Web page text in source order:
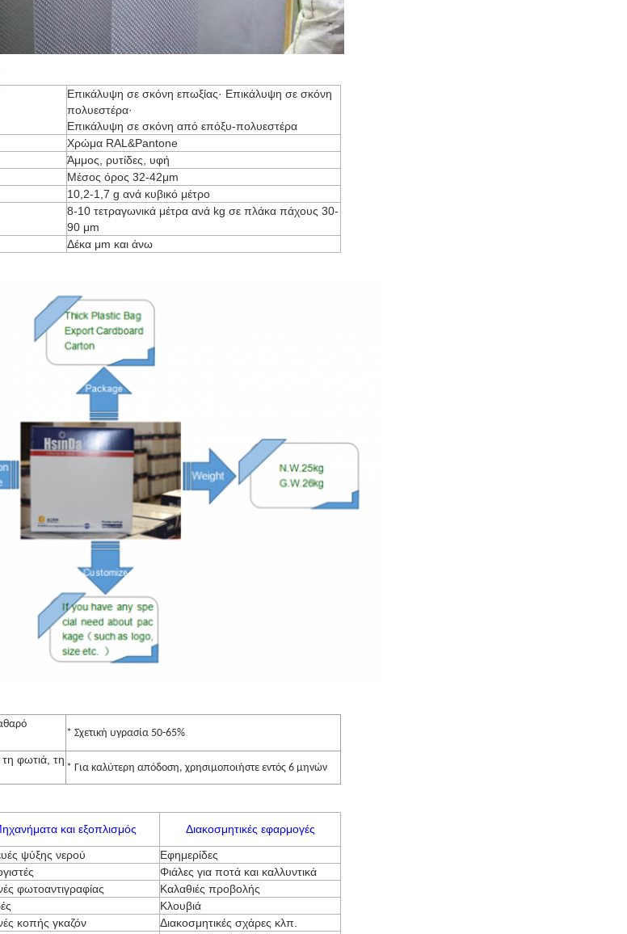
Επικάλυψη σε σκόνη επωξίας· Επικάλυψη σε σκόνη
πολυεστέρα·
Επικάλυψη σε σκόνη από επόξυ-πολυεστέρα
Χρώμα RAL&Pantone
Άμμος, ρυτίδες, υφή
Μέσος όρος 32-42μm
10,2-1,7 g ανά κυβικό μέτρο
8-10 τετραγωνικά μέτρα ανά kg σε πλάκα πάχους 30-
90 μm
Δέκα μm και άνω
* Σχετική υγρασία 50-65%
φωτιά, τη
* Για καλύτερη απόδοση, χρησιμοποιήστε εντός 6 μηνών
και εξοπλισμός
Διακοσμητικές εφαρμογές
ψύξης νερού
Εφημερίδες
Φιάλες για ποτά και καλλυντικά
φωτοαντιγραφίας
Καλαθιές προβολής
Κλουβιά
κοπής γκαζόν
Διακοσμητικές σχάρες κλπ.